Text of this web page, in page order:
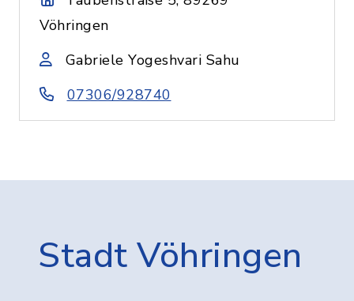
Vöhringen
Gabriele Yogeshvari Sahu
07306/928740
Stadt Vöhringen